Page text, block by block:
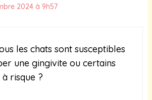
2024 à 9h57
les chats sont susceptibles
une gingivite ou certains
risque ?